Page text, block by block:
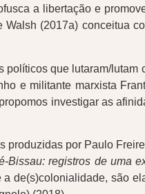
a libertação e
(2017a) conceitua
que lutaram/
e militante marxista
investigar as
produzidas por Paulo
Bissau: registros de uma
de(s)colonialidade, são